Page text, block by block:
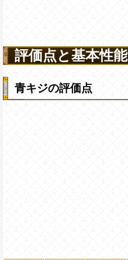
評価点と基本性能
青キジの評価点